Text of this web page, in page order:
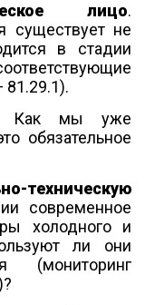
лицо.
существует не
в стадии
Как мы уже
обязательное
техническую
современное
холодного и
ли они
(мониторинг